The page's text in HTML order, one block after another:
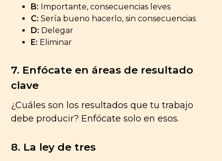
B: Importante, consecuencias leves
C: Sería bueno hacerlo, sin consecuencias
D: Delegar
E: Eliminar
7. Enfócate en áreas de resultado
clave
¿Cuáles son los resultados que tu trabajo
debe producir? Enfócate solo en esos.
8. La ley de tres